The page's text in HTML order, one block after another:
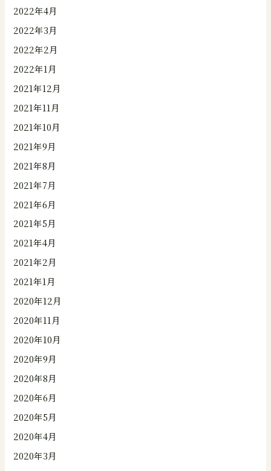
2022年4月
2022年3月
2022年2月
2022年1月
2021年12月
2021年11月
2021年10月
2021年9月
2021年8月
2021年7月
2021年6月
2021年5月
2021年4月
2021年2月
2021年1月
2020年12月
2020年11月
2020年10月
2020年9月
2020年8月
2020年6月
2020年5月
2020年4月
2020年3月